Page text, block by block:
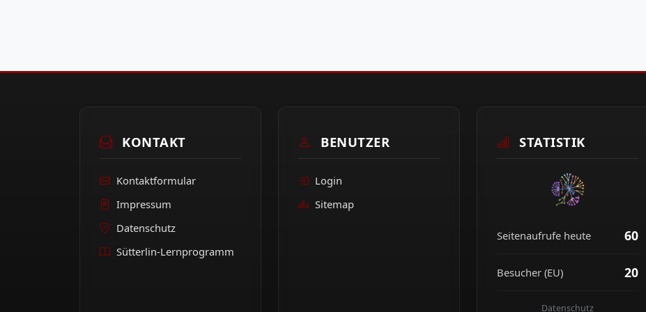
KONTAKT
Kontaktformular
Impressum
Datenschutz
Sütterlin-Lernprogramm
BENUTZER
Login
Sitemap
STATISTIK
Seitenaufrufe heute 60
Besucher (EU) 20
Datenschutz